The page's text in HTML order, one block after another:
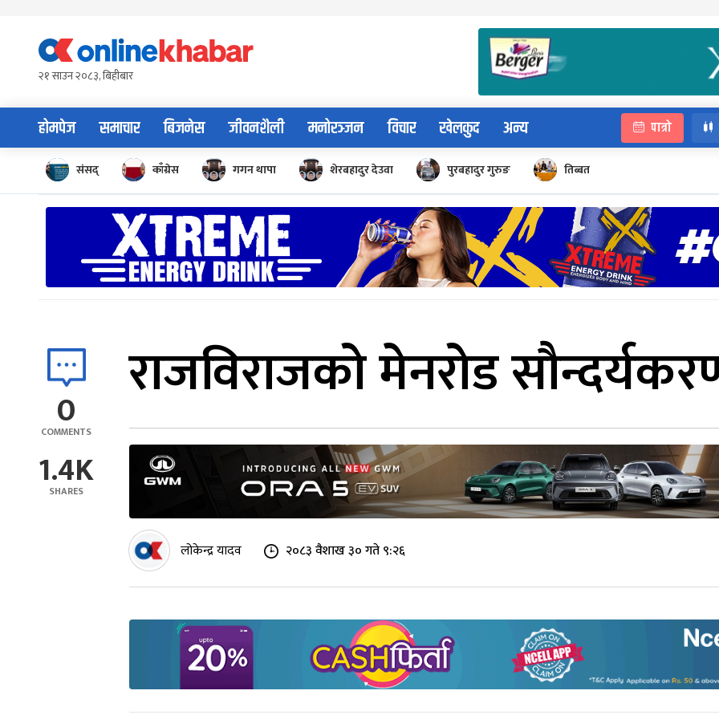
content२१ साउन २०८३, बिहीबार
होमपेज समाचार बिजनेस जीवनशैली मनोरञ्जन विचार खेलकुद अन्य पात्रो
संसद् काँग्रेस गगन थापा शेरबहादुर देउवा पुरबहादुर गुरुङ तिब्बत
0
COMMENTS
1.4K
SHARES
राजविराजको मेनरोड
लोकेन्द्र यादव २०८३ वैशाख ३० गते ९:२६